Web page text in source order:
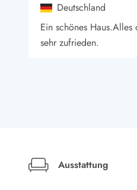
Esmark BjerregardEsmark Sondervig
Datenschutzerklärung
Deutschland
Ein schönes
sehr zufrieden.
Tanja Beierlein
Ausstattung